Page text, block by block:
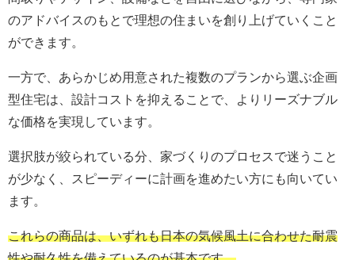
のアドバイスのもとで理想の住まいを創り上げていくこと
ができます。
一方で、あらかじめ用意された複数のプランから選ぶ企画
型住宅は、設計コストを抑えることで、よりリーズナブル
な価格を実現しています。
選択肢が絞られている分、家づくりのプロセスで迷うこと
が少なく、スピーディーに計画を進めたい方にも向いてい
ます。
これらの商品は、いずれも日本の気候風土に合わせた耐震
性や耐久性を備えているのが基本です。